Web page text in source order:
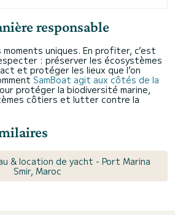
responsable
uniques. En profiter, c’est
: préserver les écosystèmes
et protéger les lieux que l’on
SamBoat agit aux côtés de la
protéger la biodiversité marine,
côtiers et lutter contre la
& location de yacht - Port Marina
Smir, Maroc